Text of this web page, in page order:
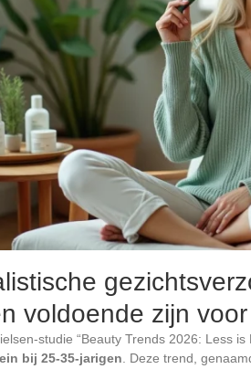
voldoende zijn
studie “Beauty Trends 2026: Less is
bij 25-35-jarigen. Deze trend,